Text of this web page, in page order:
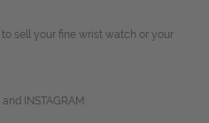
sell your fine wrist watch or your
INSTAGRAM.